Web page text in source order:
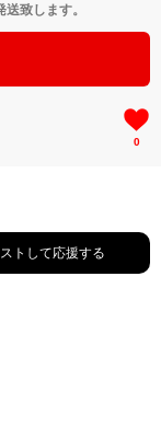
送致します。
0
トして応援する